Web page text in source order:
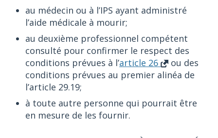
au médecin ou à l’IPS ayant administré
l’aide médicale à mourir;
au deuxième professionnel compétent
consulté pour confirmer le respect des
conditions prévues à l’article 26
ou des
conditions prévues au premier alinéa de
l’article 29.19;
à toute autre personne qui pourrait être
en mesure de les fournir.